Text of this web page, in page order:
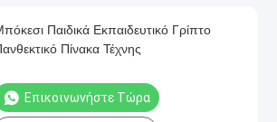
Παιδικά Εκπαιδευτικό Γρίπτο
Πίνακα Τέχνης
Επικοινωνήστε Τώρα